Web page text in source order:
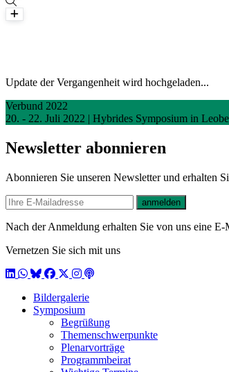
Update der Vergangenheit wird hochgeladen...
Verbund 2022
20. - 22. Juli 2022 | Hybrides Symposium in
Newsletter abonnieren
Abonnieren Sie unseren Newsletter und erhalten
E-mail
anmelden
Nach der Anmeldung erhalten Sie von uns eine
Vernetzen Sie sich mit uns
LinkedIn
WhatsApp
BlueSky
Facebook
X / Twitter
Instagram
Podcast
Bildergalerie
Symposium
Begrüßung
Themenschwerpunkte
Plenarvorträge
Programmbeirat